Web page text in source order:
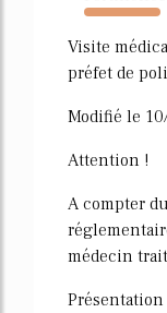
6142%
Visite
préfet de
Modifié le
Attention !
A compter
médecin
Présentation